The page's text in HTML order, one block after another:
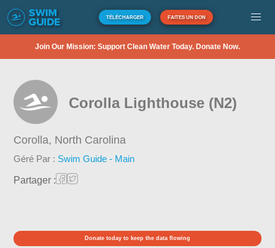
TÉLÉCHARGER FAITES UN DON
Join Our Mission: Support Clean Water Today. Donate Now.
Corolla Lighthouse (N2)
Corolla, North Carolina
Géré Par : Swim Guide - Main
Partager :
Donate today to keep the data flowing